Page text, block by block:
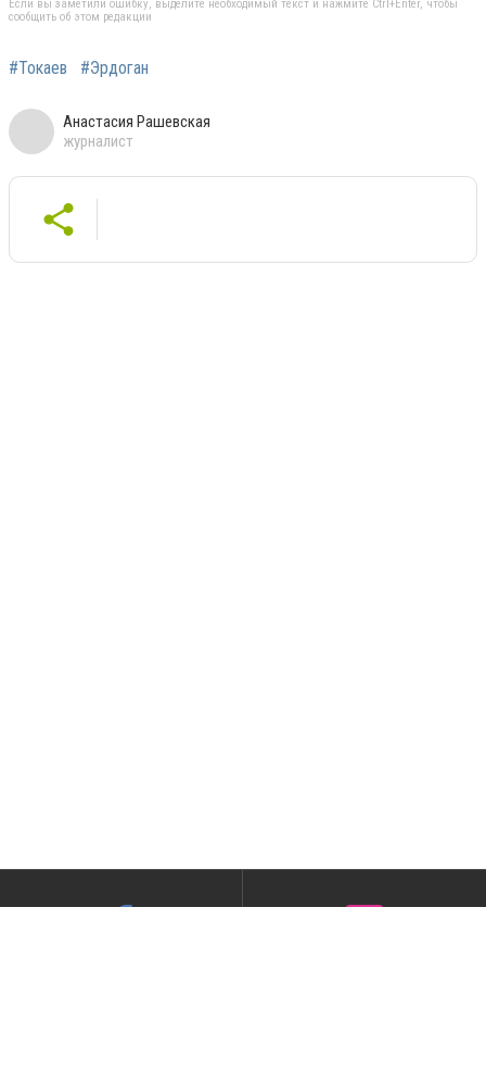
Если вы заметили ошибку, выделите необходимый текст и нажмите Ctrl+Enter, чтобы
сообщить об этом редакции
#Токаев #Эрдоган
Анастасия Рашевская
журналист